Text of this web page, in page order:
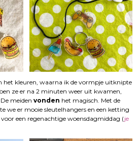
het kleuren, waarna ik de vormpje uitknipte
ze er na 2 minuten weer uit kwamen,
meiden vonden het magisch. Met de
we er mooie sleutelhangers en een ketting
een regenachtige woensdagmiddag ( je